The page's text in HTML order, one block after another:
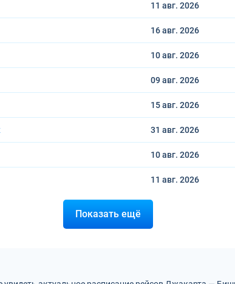
11 авг. 2026
16 авг. 2026
10 авг. 2026
09 авг. 2026
15 авг. 2026
31 авг. 2026
10 авг. 2026
11 авг. 2026
Показать ещё